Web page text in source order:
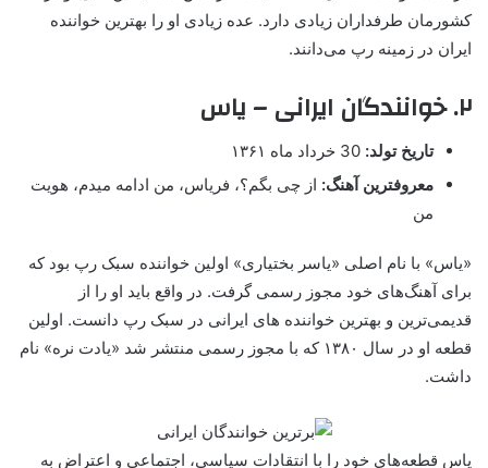
کشورمان طرفداران زیادی دارد. عده زیادی او را بهترین خواننده
ایران در زمینه رپ می‌دانند.
۲. خوانندگان ایرانی – یاس
تاریخ تولد:
معروفترین آهنگ: از چی بگم؟، فریاس، من ادامه میدم، هویت
من
«یاس» با نام اصلی «یاسر بختیاری» اولین خواننده سبک رپ بود که
برای آهنگ‌های خود مجوز رسمی گرفت. در واقع باید او را از
قدیمی‌ترین و بهترین خواننده های ایرانی در سبک رپ دانست. اولین
قطعه او در سال ۱۳۸۰ که با مجوز رسمی منتشر شد «یادت نره» نام
داشت.
یاس قطعه‌های خود را با انتقادات سیاسی، اجتماعی و اعتراض به